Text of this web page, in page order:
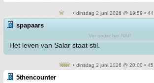
• dinsdag 2 juni 2026 @ 19:59 • 44
spapaars
Ver onder het NAP
Het leven van Salar staat stil.
• dinsdag 2 juni 2026 @ 20:00 • 45
5thencounter